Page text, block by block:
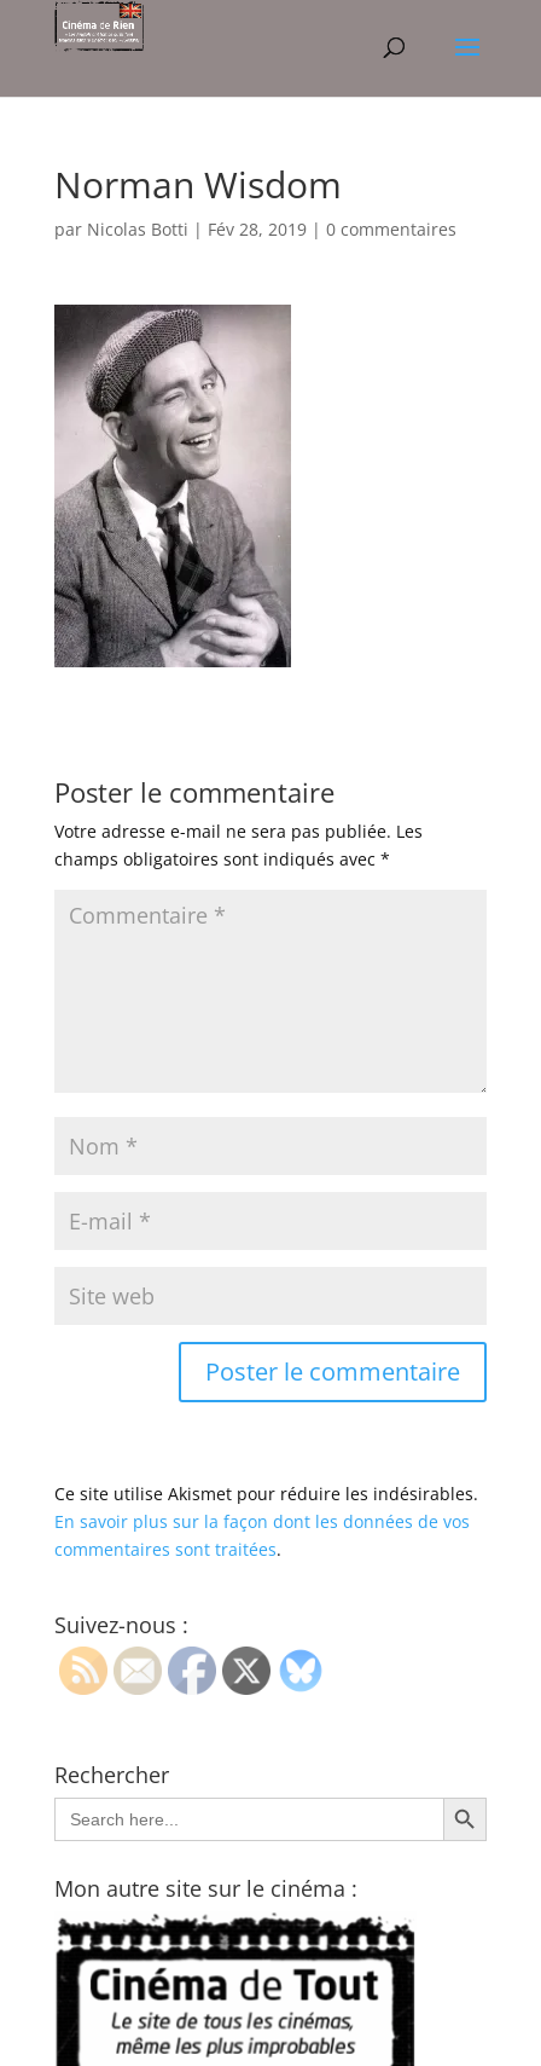
Norman Wisdom
par Nicolas Botti | Fév 28, 2019| 0 commentaires
Poster le commentaire
Votre adresse e-mail ne sera pas publiée. Les
champs obligatoires sont indiqués avec *
Ce site utilise Akismet pour réduire les indésirables.
En savoir plus sur la façon dont les données de vos
commentaires sont traitées.
Suivez-nous :
Rechercher
Search
for:
Search Button
Mon autre site sur le cinéma :